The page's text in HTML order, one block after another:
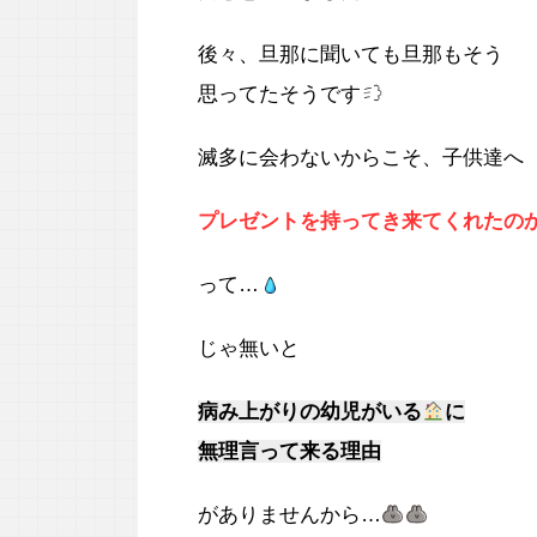
後々、旦那に聞いても旦那もそう
思ってたそうです
滅多に会わないからこそ、子供達へ
プレゼントを持ってき来てくれたの
って…
じゃ無いと
病み上がりの幼児がいる
に
無理言って来る理由
がありませんから…